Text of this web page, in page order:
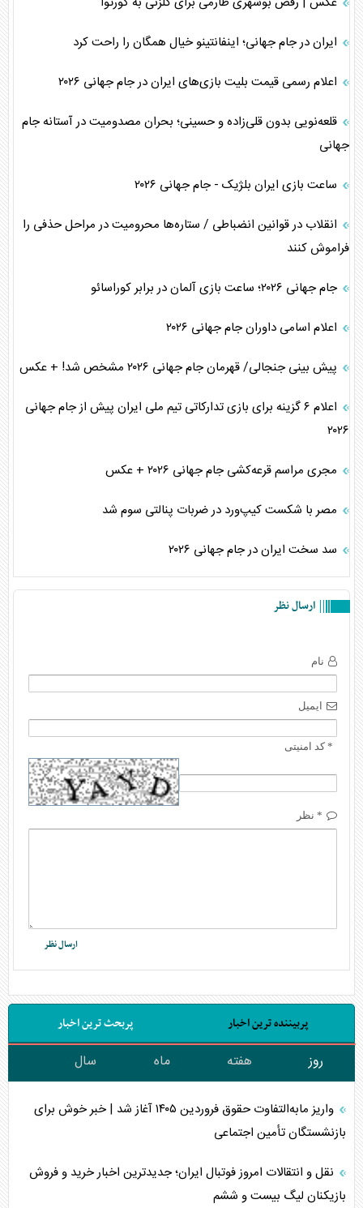
ایران در جام جهانی؛ اینفانتینو خیال همگان را راحت کرد
اعلام رسمی قیمت بلیت بازی‌های ایران در جام جهانی ۲۰۲۶
قلعه‌نویی بدون قلی‌زاده و حسینی؛ بحران مصدومیت در آستانه جام
جهانی
ساعت بازی ایران بلژیک - جام جهانی ۲۰۲۶
انقلاب در قوانین انضباطی / ستاره‌ها محرومیت در مراحل حذفی را
فراموش کنند
جام جهانی ۲۰۲۶؛ ساعت بازی آلمان در برابر کوراسائو
اعلام اسامی داوران جام جهانی ۲۰۲۶
پیش بینی جنجالی/ قهرمان جام جهانی ۲۰۲۶ مشخص شد! + عکس
اعلام ۶ گزینه برای بازی تدارکاتی تیم ملی ایران پیش از جام جهانی
۲۰۲۶
مجری مراسم قرعه‌کشی جام جهانی ۲۰۲۶ + عکس
مصر با شکست کیپ‌ورد در ضربات پنالتی سوم شد
سد سخت ایران در جام جهانی ۲۰۲۶
ارسال نظر
نام
ایمیل
* کد امنیتی
* نظر
پربیننده ترین اخبار پربحث ترین اخبار
روز هفته ماه سال
واریز مابه‌التفاوت حقوق فروردین ۱۴۰۵ آغاز شد | خبر خوش برای
بازنشستگان تأمین اجتماعی
نقل و انتقالات امروز فوتبال ایران؛ جدیدترین اخبار خرید و فروش
بازیکنان لیگ بیست و ششم